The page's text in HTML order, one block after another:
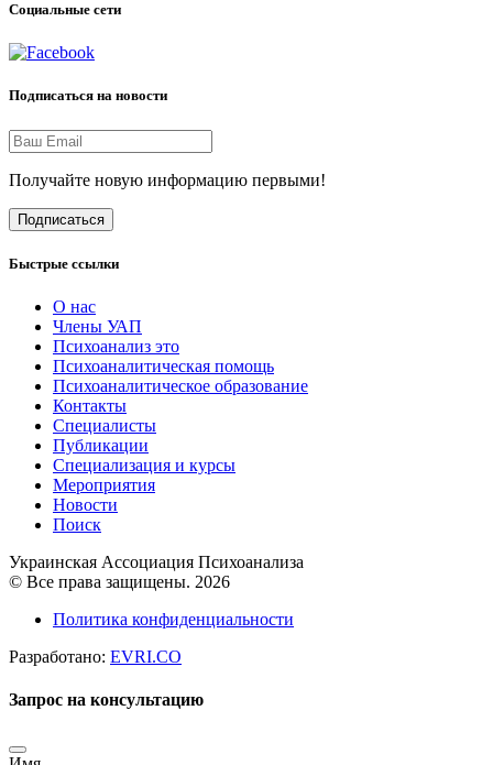
Социальные сети
Подписаться на новости
Получайте новую информацию первыми!
Подписаться
Быстрые ссылки
О нас
Члены УАП
Психоанализ это
Психоаналитическая помощь
Психоаналитическое образование
Контакты
Специалисты
Публикации
Специализация и курсы
Мероприятия
Новости
Поиск
Украинская Ассоциация Психоанализа
© Все права защищены. 2026
Политика конфиденциальности
Разработано: EVRI.CO
Запрос на консультацию